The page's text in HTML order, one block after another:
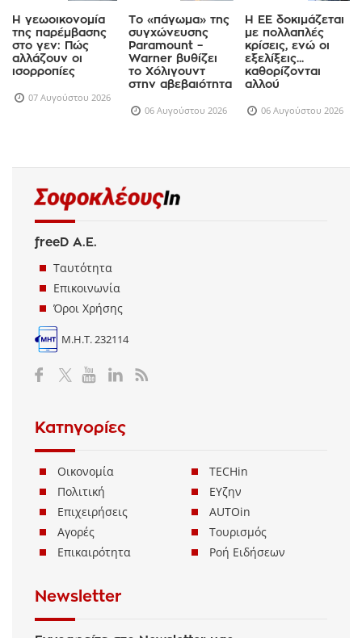
Η γεωοικονομία
της παρέμβασης
στο γεν: Πώς
αλλάζουν οι
ισορροπίες
07 Αυγούστου 2026
Το «πάγωμα» της
συγχώνευσης
Paramount –
Warner βυθίζει
το Χόλιγουντ
στην αβεβαιότητα
06 Αυγούστου 2026
Η ΕΕ δοκιμάζεται
με πολλαπλές
κρίσεις, ενώ οι
εξελίξεις...
καθορίζονται
αλλού
06 Αυγούστου 2026
freeD Α.Ε.
Ταυτότητα
Επικοινωνία
Όροι Χρήσης
Μ.Η.Τ. 232114
Κατηγορίες
Οικονομία
Πολιτική
Επιχειρήσεις
Αγορές
Επικαιρότητα
TECHin
ΕΥζην
AUTOin
Τουρισμός
Ροή Ειδήσεων
Newsletter